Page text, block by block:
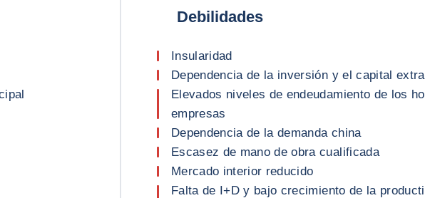
Debilidades
Insularidad
Dependencia de la inversión y el capital
Elevados niveles de endeudamiento de los
empresas
Dependencia de la demanda china
Escasez de mano de obra cualificada
Mercado interior reducido
Falta de I+D y bajo crecimiento de la